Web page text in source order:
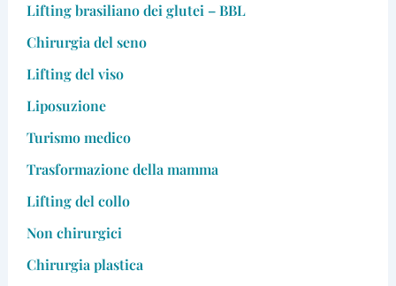
Lifting brasiliano dei glutei – BBL
Chirurgia del seno
Lifting del viso
Liposuzione
Turismo medico
Trasformazione della mamma
Lifting del collo
Non chirurgici
Chirurgia plastica